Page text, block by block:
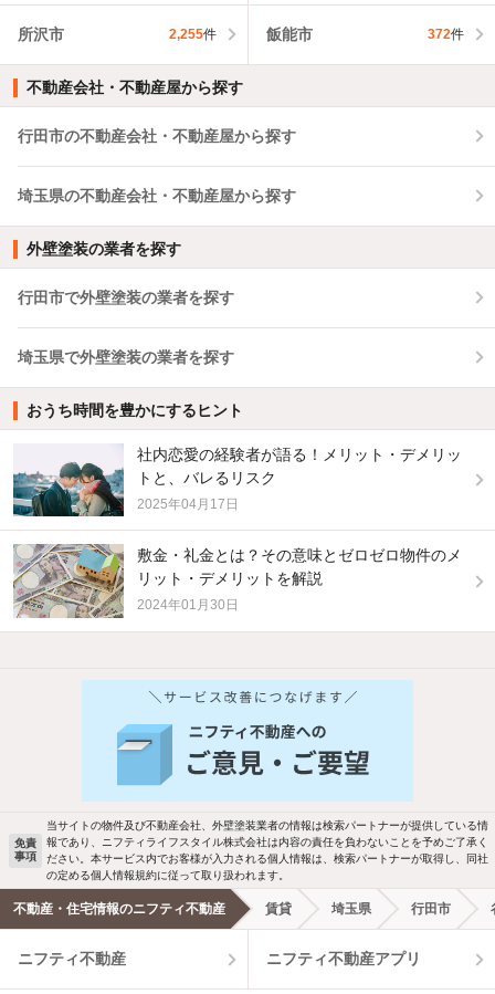
所沢市 2,255件 飯能市 372件
不動産会社・不動産屋から探す
行田市の不動産会社・不動産屋から探す
埼玉県の不動産会社・不動産屋から探す
外壁塗装の業者を探す
行田市で外壁塗装の業者を探す
埼玉県で外壁塗装の業者を探す
おうち時間を豊かにするヒント
社内恋愛の経験者が語る！メリット・デメリッ
トと、バレるリスク
2025年04月17日
敷金・礼金とは？その意味とゼロゼロ物件のメ
リット・デメリットを解説
2024年01月30日
他の人はこんな条件で絞り込んでいます！
バス・トイレ別 2階以上
洗濯機置場あり 独立洗面台
エアコンあり 都市ガス
温水洗浄便座 オートロック
免責
事項
当サイトの物件及び不動産会社、外壁塗装業者の情報は検索パートナーが提供している情
報であり、ニフティライフスタイル株式会社は内容の責任を負わないことを予めご了承く
ださい。本サービス内でお客様が入力される個人情報は、検索パートナーが取得し、同社
の定める個人情報規約に従って取り扱われます。
不動産・住宅情報のニフティ不動産 賃貸 埼玉県 行田市
ニフティ不動産 ニフティ不動産アプリ